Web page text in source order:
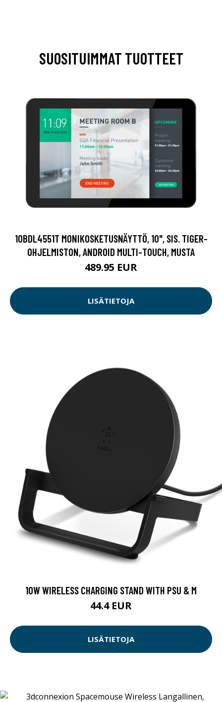
SUOSITUIMMAT TUOTTEET
10BDL4551T MONIKOSKETUSNÄYTTÖ, 10", SIS. TIGER-
OHJELMISTON, ANDROID MULTI-TOUCH, MUSTA
489.95 EUR
LISÄTIETOJA
10W WIRELESS CHARGING STAND WITH PSU & M
44.4 EUR
LISÄTIETOJA